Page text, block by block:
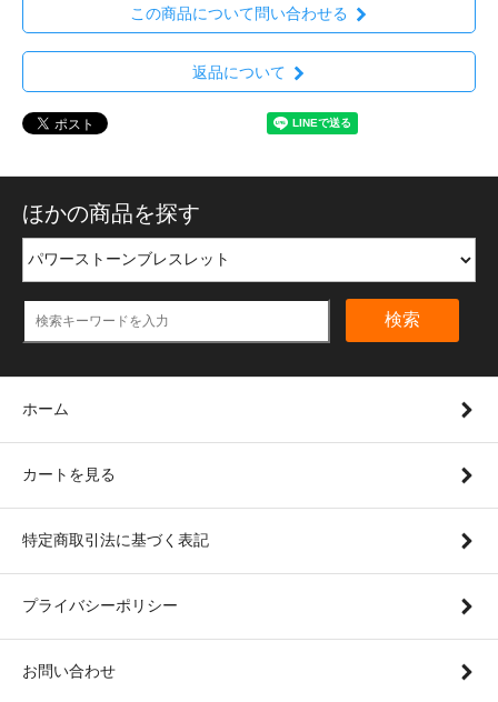
この商品について問い合わせる
返品について
ほかの商品を探す
検索
ホーム
カートを見る
特定商取引法に基づく表記
プライバシーポリシー
お問い合わせ